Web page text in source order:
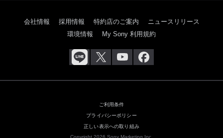
会社情報 採用情報 特約店のご案内
ニュースリリース
環境情報
My Sony 利用規約
ご利用条件
プライバシーポリシー
正しい表示への取り組み
Copyright 2026 Sony Marketing Inc.